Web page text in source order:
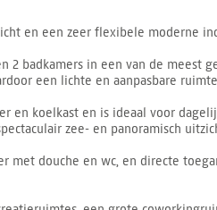
en een zeer flexibele moderne
badkamers in een van de meest
een lichte en aanpasbare
en koelkast en is ideaal voor
zee- en panoramisch
met douche en wc, en directe